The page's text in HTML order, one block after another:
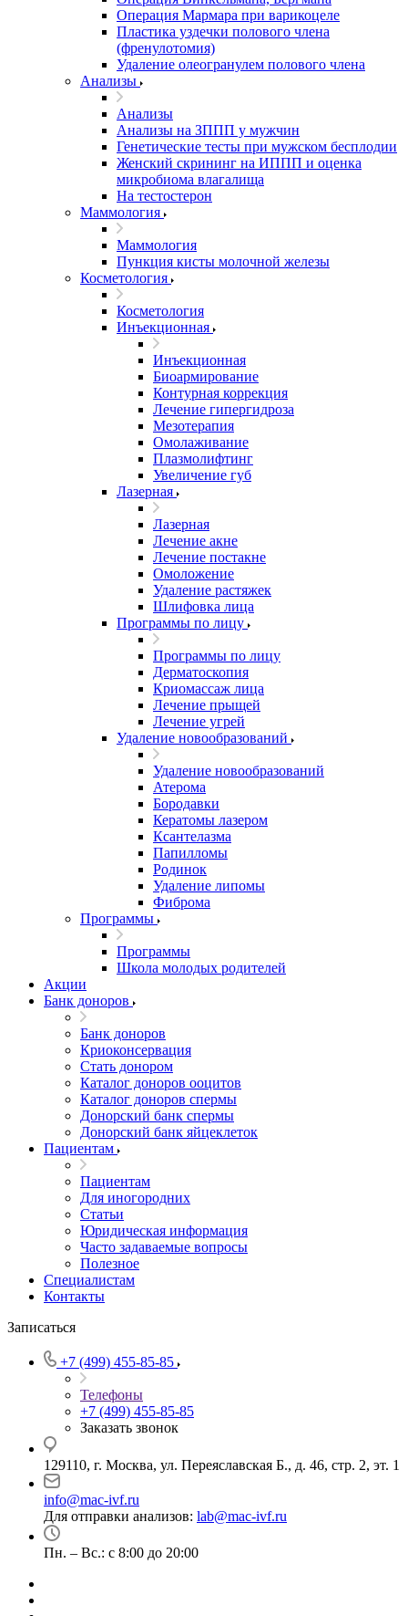
Операция Мармара при варикоцеле
Пластика уздечки полового члена
(френулотомия)
Удаление олеогранулем полового члена
Анализы
Анализы
Анализы на ЗППП у мужчин
Генетические тесты при мужском бесплодии
Женский скрининг на ИППП и оценка
микробиома влагалища
На тестостерон
Маммология
Маммология
Пункция кисты молочной железы
Косметология
Косметология
Инъекционная
Инъекционная
Биоармирование
Контурная коррекция
Лечение гипергидроза
Мезотерапия
Омолаживание
Плазмолифтинг
Увеличение губ
Лазерная
Лазерная
Лечение акне
Лечение постакне
Омоложение
Удаление растяжек
Шлифовка лица
Программы по лицу
Программы по лицу
Дерматоскопия
Криомассаж лица
Лечение прыщей
Лечение угрей
Удаление новообразований
Удаление новообразований
Атерома
Бородавки
Кератомы лазером
Ксантелазма
Папилломы
Родинок
Удаление липомы
Фиброма
Программы
Программы
Школа молодых родителей
Акции
Банк доноров
Банк доноров
Криоконсервация
Стать донором
Каталог доноров ооцитов
Каталог доноров спермы
Донорский банк спермы
Донорский банк яйцеклеток
Пациентам
Пациентам
Для иногородних
Статьи
Юридическая информация
Часто задаваемые вопросы
Полезное
Специалистам
Контакты
Записаться
+7 (499) 455-85-85
Телефоны
+7 (499) 455-85-85
Заказать звонок
129110, г. Москва, ул. Переяславская Б., д. 46, стр. 2, эт. 1
info@mac-ivf.ru
Для отправки анализов: lab@mac-ivf.ru
Пн. – Вс.: с 8:00 до 20:00